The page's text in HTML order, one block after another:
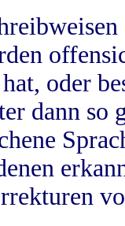
oder
dann